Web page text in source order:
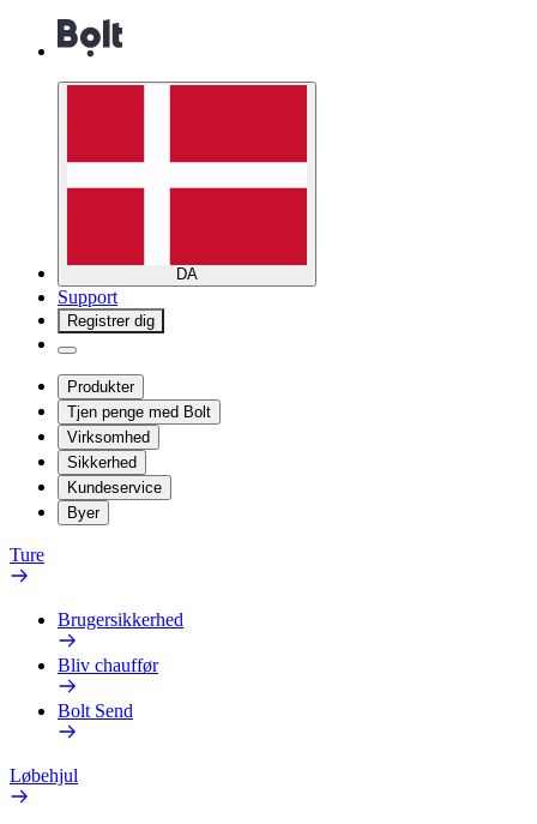
DA
Support
Registrer dig
Produkter
Tjen penge med Bolt
Virksomhed
Sikkerhed
Kundeservice
Byer
Ture
Brugersikkerhed
Bliv chauffør
Bolt Send
Løbehjul